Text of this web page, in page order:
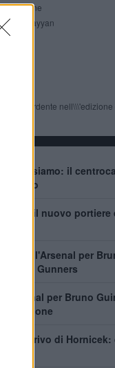
Tyne
Al-Rumayyan
perdente
ci siamo: il
il ritiro
il nuovo portiere
no all'Arsenal per
dei Gunners
per Bruno
cessione
l'arrivo di